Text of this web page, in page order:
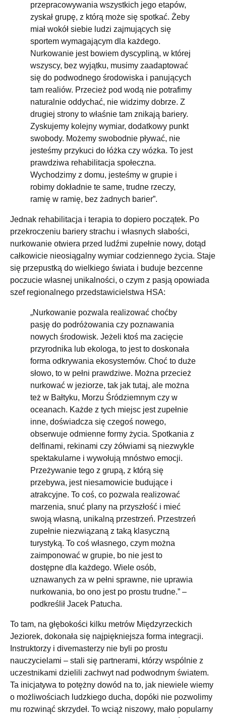
przepracowywania wszystkich jego etapów,
zyskał grupę, z którą może się spotkać. Żeby
miał wokół siebie ludzi zajmujących się
sportem wymagającym dla każdego.
Nurkowanie jest bowiem dyscypliną, w której
wszyscy, bez wyjątku, musimy zaadaptować
się do podwodnego środowiska i panujących
tam realiów. Przecież pod wodą nie potrafimy
naturalnie oddychać, nie widzimy dobrze. Z
drugiej strony to właśnie tam znikają bariery.
Zyskujemy kolejny wymiar, dodatkowy punkt
swobody. Możemy swobodnie pływać, nie
jesteśmy przykuci do łóżka czy wózka. To jest
prawdziwa rehabilitacja społeczna.
Wychodzimy z domu, jesteśmy w grupie i
robimy dokładnie te same, trudne rzeczy,
ramię w ramię, bez żadnych barier”.
Jednak rehabilitacja i terapia to dopiero początek. Po
przekroczeniu bariery strachu i własnych słabości,
nurkowanie otwiera przed ludźmi zupełnie nowy, dotąd
całkowicie nieosiągalny wymiar codziennego życia. Staje
się przepustką do wielkiego świata i buduje bezcenne
poczucie własnej unikalności, o czym z pasją opowiada
szef regionalnego przedstawicielstwa HSA:
„Nurkowanie pozwala realizować choćby
pasję do podróżowania czy poznawania
nowych środowisk. Jeżeli ktoś ma zacięcie
przyrodnika lub ekologa, to jest to doskonała
forma odkrywania ekosystemów. Choć to duże
słowo, to w pełni prawdziwe. Można przecież
nurkować w jeziorze, tak jak tutaj, ale można
też w Bałtyku, Morzu Śródziemnym czy w
oceanach. Każde z tych miejsc jest zupełnie
inne, doświadcza się czegoś nowego,
obserwuje odmienne formy życia. Spotkania z
delfinami, rekinami czy żółwiami są niezwykle
spektakularne i wywołują mnóstwo emocji.
Przeżywanie tego z grupą, z którą się
przebywa, jest niesamowicie budujące i
atrakcyjne. To coś, co pozwala realizować
marzenia, snuć plany na przyszłość i mieć
swoją własną, unikalną przestrzeń. Przestrzeń
zupełnie niezwiązaną z taką klasyczną
turystyką. To coś własnego, czym można
zaimponować w grupie, bo nie jest to
dostępne dla każdego. Wiele osób,
uznawanych za w pełni sprawne, nie uprawia
nurkowania, bo ono jest po prostu trudne.” –
podkreślił Jacek Patucha.
To tam, na głębokości kilku metrów Międzyrzeckich
Jeziorek, dokonała się najpiękniejsza forma integracji.
Instruktorzy i divemasterzy nie byli po prostu
nauczycielami – stali się partnerami, którzy wspólnie z
uczestnikami dzielili zachwyt nad podwodnym światem.
Ta inicjatywa to potężny dowód na to, jak niewiele wiemy
o możliwościach ludzkiego ducha, dopóki nie pozwolimy
mu rozwinąć skrzydeł. To wciąż niszowy, mało popularny